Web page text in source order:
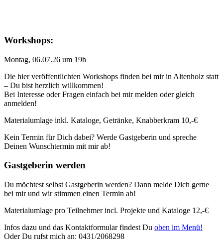
Workshops:
Montag, 06.07.26 um 19h
Die hier veröffentlichten Workshops finden bei mir in Altenholz statt
– Du bist herzlich willkommen!
Bei Interesse oder Fragen einfach bei mir melden oder gleich
anmelden!
Materialumlage inkl. Kataloge, Getränke, Knabberkram 10,-€
Kein Termin für Dich dabei? Werde Gastgeberin und spreche
Deinen Wunschtermin mit mir ab!
Gastgeberin werden
Du möchtest selbst Gastgeberin werden? Dann melde Dich gerne
bei mir und wir stimmen einen Termin ab!
Materialumlage pro Teilnehmer incl. Projekte und Kataloge 12,-€
Infos dazu und das Kontaktformular findest Du oben im Menü!
Oder Du rufst mich an: 0431/2068298